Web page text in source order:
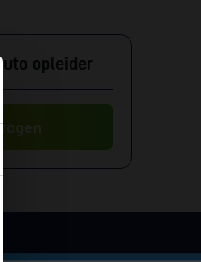
opleider